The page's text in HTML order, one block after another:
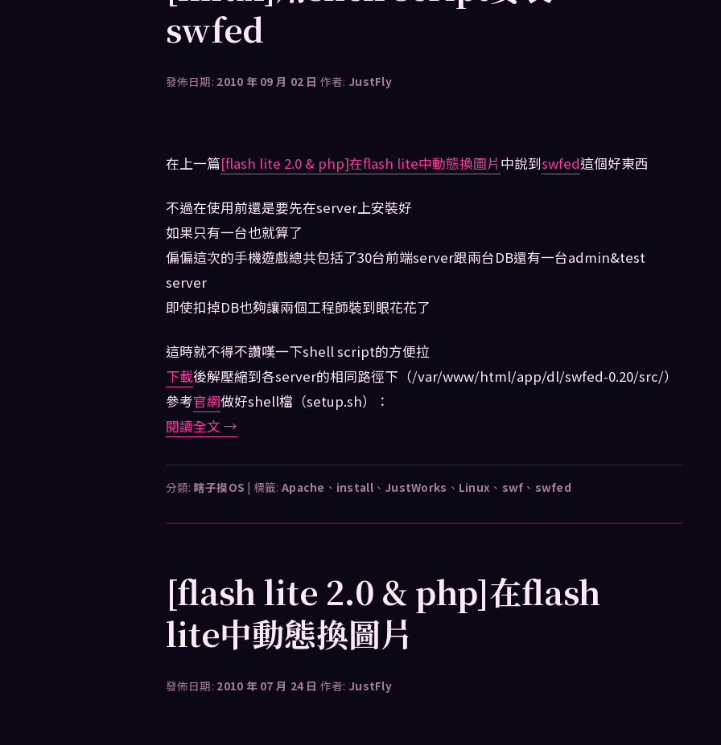
swfed
發佈日期: 2010 年 09 月 02 日 作者: JustFly
在上一篇[flash lite 2.0 & php]在flash lite中動態換圖片 中說到swfed這個好東西
不過在使用前還是要先在server上安裝好
如果只有一台也就算了
偏偏這次的手機遊戲總共包括了30台前端server跟兩台DB還有一台admin&test
server
即使扣掉DB也夠讓兩個工程師裝到眼花花了
這時就不得不讚嘆一下shell script的方便拉
下載後解壓縮到各server的相同路徑下（/var/www/html/app/dl/swfed-0.20/src/）
參考官網做好shell檔（setup.sh）：
閱讀全文 →
分類: 瞎子摸OS | 標籤: Apache 、 install、 JustWorks 、 Linux 、 swf 、 swfed
[flash lite 2.0 & php]在flash
lite中動態換圖片
發佈日期: 2010 年 07 月 24 日 作者: JustFly